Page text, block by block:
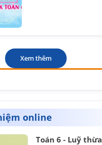
Xem thêm
online
Toán 6 - Luỹ thừa